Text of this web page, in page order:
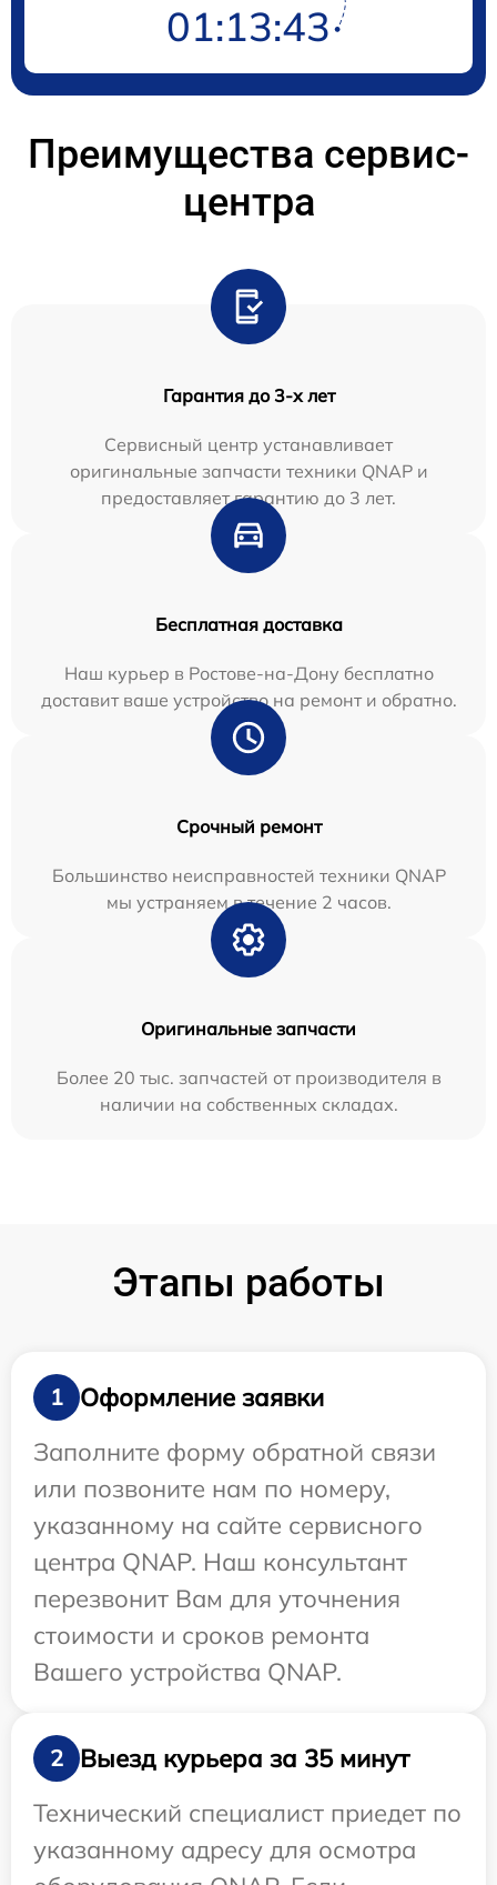
01:13:42
Преимущества сервис-
центра
Гарантия до 3-х лет
Сервисный центр устанавливает
оригинальные запчасти техники QNAP и
предоставляет гарантию до 3 лет.
Бесплатная доставка
Наш курьер в Ростове-на-Дону бесплатно
доставит ваше устройство на ремонт и обратно.
Срочный ремонт
Большинство неисправностей техники QNAP
мы устраняем в течение 2 часов.
Оригинальные запчасти
Более 20 тыс. запчастей от производителя в
наличии на собственных складах.
Этапы работы
1
Оформление заявки
Заполните форму обратной связи
или позвоните нам по номеру,
указанному на сайте сервисного
центра QNAP. Наш консультант
перезвонит Вам для уточнения
стоимости и сроков ремонта
Вашего устройства QNAP.
2
Выезд курьера за 35 минут
Технический специалист приедет по
указанному адресу для осмотра